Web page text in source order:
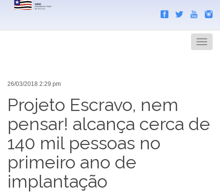
Menu
26/03/2018 2:29 pm
Projeto Escravo, nem
pensar! alcança cerca de
140 mil pessoas no
primeiro ano de
implantação